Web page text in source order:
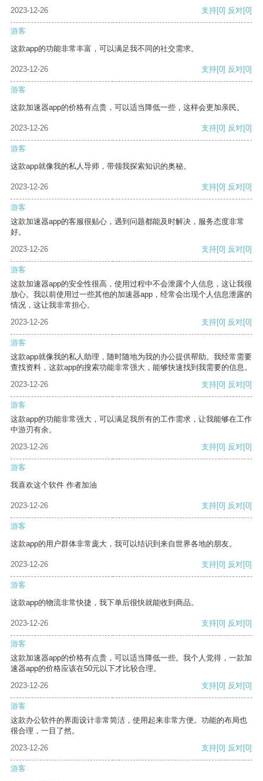
2023-12-26
支持[0] 反对[0]
游客
这款app的功能非常丰富，可以满足我不同的社交需求。
2023-12-26 支持[0] 反对[0]
游客
这款加速器app的价格有点贵，可以适当降低一些，这样会更加亲民。
2023-12-26 支持[0] 反对[0]
游客
这款app就像我的私人导师，带领我探索知识的奥秘。
2023-12-26 支持[0] 反对[0]
游客
这款加速器app的客服很贴心，遇到问题都能及时解决，服务态度非常
好。
2023-12-26
支持[0] 反对[0]
游客
这款加速器app的安全性很高，使用过程中不会泄露个人信息，这让我很
放心。我以前使用过一些其他的加速器app，经常会出现个人信息泄露的
情况，这让我非常担心。
2023-12-26
支持[0] 反对[0]
游客
这款app就像我的私人助理，随时随地为我的办公提供帮助。我经常需要
查找资料，这款app的搜索功能非常强大，能够快速找到我需要的信息。
2023-12-26
支持[0] 反对[0]
游客
这款app的功能非常强大，可以满足我所有的工作需求，让我能够在工作
中游刃有余。
2023-12-26
支持[0] 反对[0]
游客
我喜欢这个软件 作者加油
2023-12-26 支持[0] 反对[0]
游客
这款app的用户群体非常庞大，我可以结识到来自世界各地的朋友。
2023-12-26 支持[0] 反对[0]
游客
这款app的物流非常快捷，我下单后很快就能收到商品。
2023-12-26 支持[0] 反对[0]
游客
这款加速器app的价格有点贵，可以适当降低一些。我个人觉得，一款加
速器app的价格应该在50元以下才比较合理。
2023-12-26
支持[0] 反对[0]
游客
这款办公软件的界面设计非常简洁，使用起来非常方便。功能的布局也
很合理，一目了然。
2023-12-26
支持[0] 反对[0]
游客